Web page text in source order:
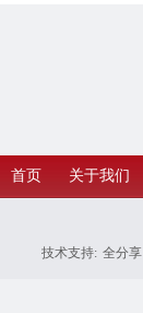
首页 关于我们
技术支持: 全分享